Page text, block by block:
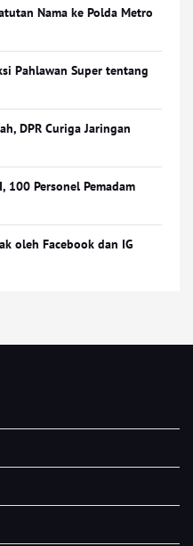
Nama ke Polda Metro
Pahlawan Super tentang
DPR Curiga Jaringan
100 Personel Pemadam
oleh Facebook dan IG